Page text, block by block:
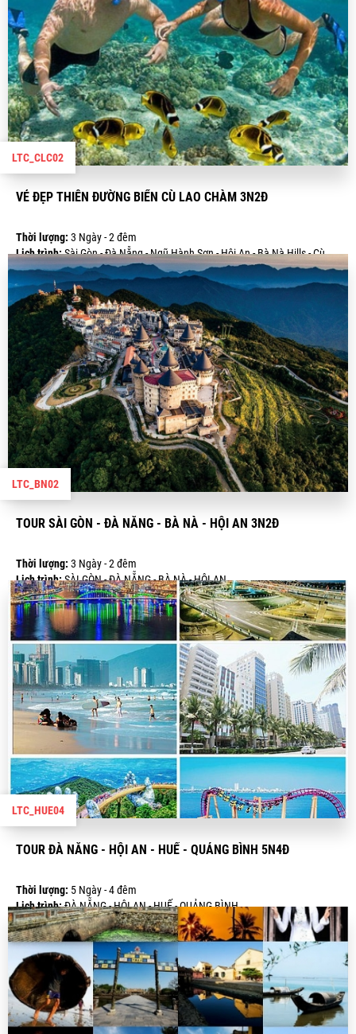
LTC_CLC02
VẺ ĐẸP THIÊN ĐƯỜNG BIỂN CÙ LAO CHÀM 3N2Đ
Thời lượng: 3 Ngày - 2 đêm
Lịch trình:Sài Gòn - Đà Nẵng - Ngũ Hành Sơn - Hội An - Bà Nà Hills - Cù
Lao Chàm
Giá:3.590.000 VND
LTC_BN02
TOUR SÀI GÒN - ĐÀ NẴNG - BÀ NÀ - HỘI AN 3N2Đ
Thời lượng: 3 Ngày - 2 đêm
Lịch trình:SÀI GÒN - ĐÀ NẴNG - BÀ NÀ - HỘI AN
Giá:3.290.000 VND
LTC_HUE04
TOUR ĐÀ NẴNG - HỘI AN - HUẾ - QUẢNG BÌNH 5N4Đ
Thời lượng: 5 Ngày - 4 đêm
Lịch trình:ĐÀ NẴNG - HỘI AN - HUẾ - QUẢNG BÌNH
Giá:6.490.000 VND